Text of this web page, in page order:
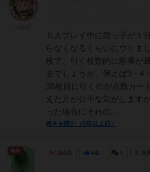
６人プレイ中に姪っ子が１
らなくなるくらいにウケま
枚で、引く枚数的に順番が
るでしょうが、例えば3・4
36枚目に引くのが点数カー
えた方が公平な気がします
った場合にそれの...
続きを読む（5年以上前）
263名 4名 充
勇者